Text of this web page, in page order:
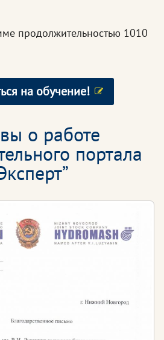
продолжительностью 1010
на обучение!
о работе
портала